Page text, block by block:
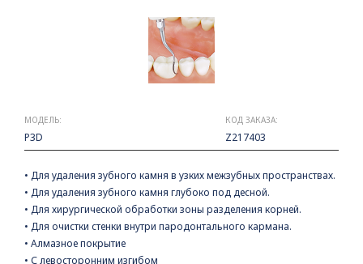
МОДЕЛЬ:
P3D
КОД ЗАКАЗА:
Z217403
• Для удаления зубного камня в узких межзубных пространствах.
• Для удаления зубного камня глубоко под десной.
• Для хирургической обработки зоны разделения корней.
• Для очистки стенки внутри пародонтального кармана.
• Алмазное покрытие
• С левосторонним изгибом